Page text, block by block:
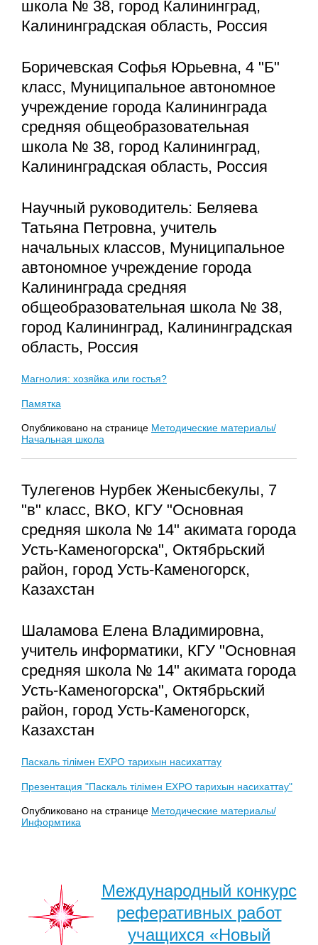
школа № 38, город Калининград,
Калининградская область, Россия
Боричевская Софья Юрьевна, 4 "Б"
класс, Муниципальное автономное
учреждение города Калининграда
средняя общеобразовательная
школа № 38, город Калининград,
Калининградская область, Россия
Научный руководитель: Беляева
Татьяна Петровна, учитель
начальных классов, Муниципальное
автономное учреждение города
Калининграда средняя
общеобразовательная школа № 38,
город Калининград, Калининградская
область, Россия
Магнолия: хозяйка или гостья?
Памятка
Опубликовано на странице Методические материалы/
Начальная школа
Тулегенов Нурбек Женысбекулы, 7
"в" класс, ВКО, КГУ "Основная
средняя школа № 14" акимата города
Усть-Каменогорска", Октябрьский
район, город Усть-Каменогорск,
Казахстан
Шаламова Елена Владимировна,
учитель информатики, КГУ "Основная
средняя школа № 14" акимата города
Усть-Каменогорска", Октябрьский
район, город Усть-Каменогорск,
Казахстан
Паскаль тілімен EXPO тарихын насихаттау
Презентация "Паскаль тілімен EXPO тарихын насихаттау"
Опубликовано на странице Методические материалы/
Информтика
Международный конкурс
реферативных работ
учащихся «Новый